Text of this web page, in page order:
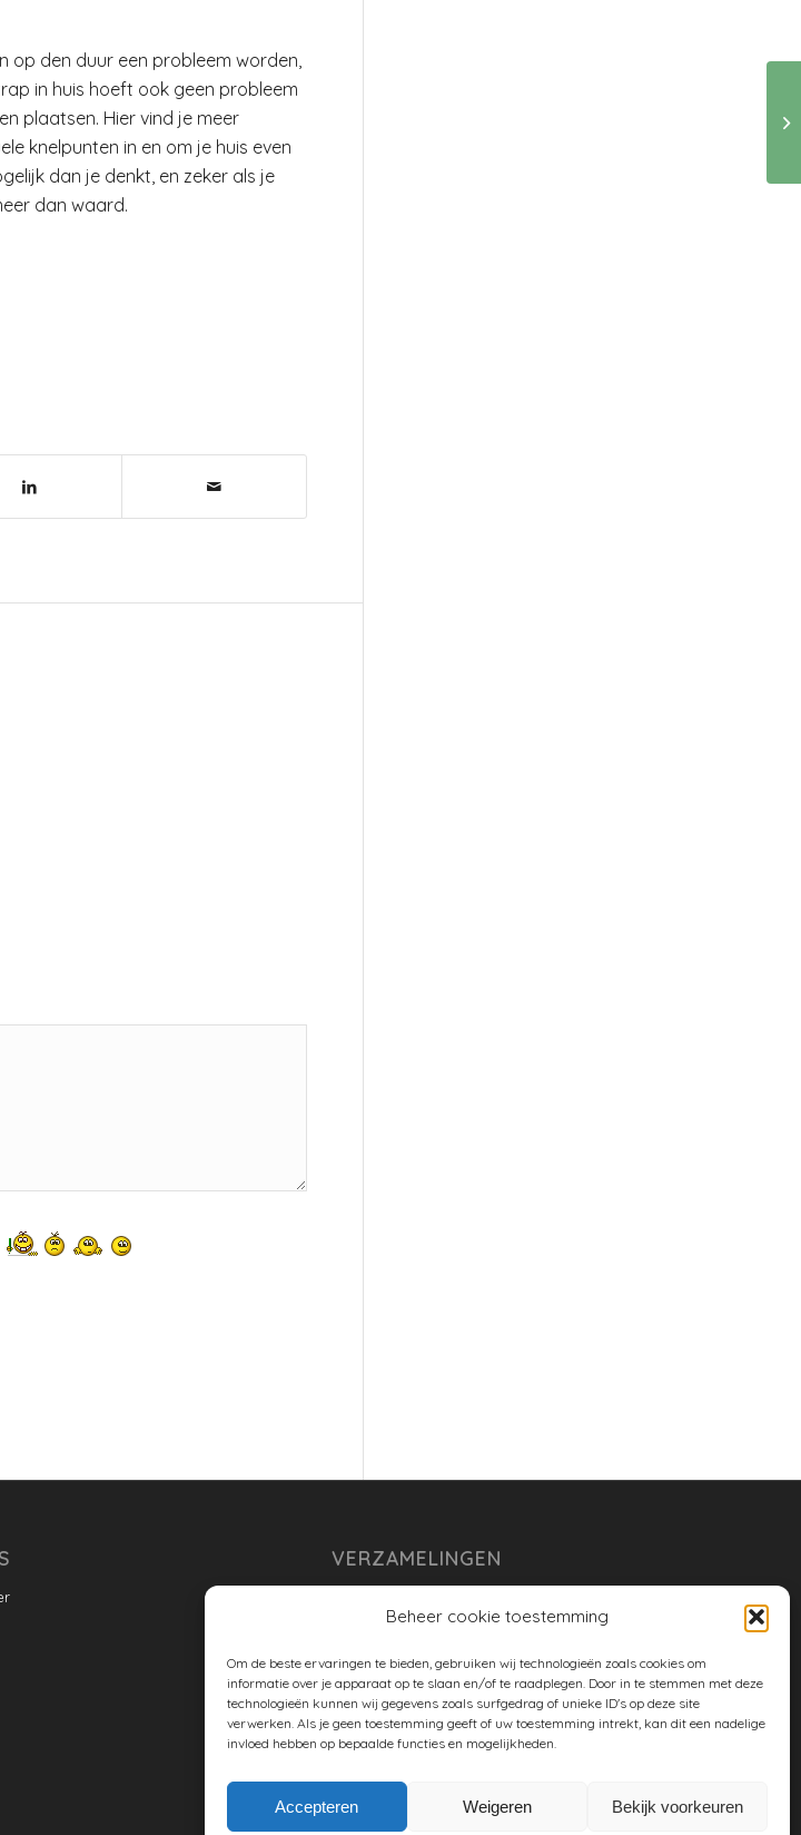
Beheer cookie toestemming
Om de beste ervaringen te bieden, gebruiken wij technologieën zoals cookies om
informatie over je apparaat op te slaan en/of te raadplegen. Door in te stemmen met deze
technologieën kunnen wij gegevens zoals surfgedrag of unieke ID's op deze site
verwerken. Als je geen toestemming geeft of uw toestemming intrekt, kan dit een nadelige
invloed hebben op bepaalde functies en mogelijkheden.
Accepteren Weigeren Bekijk voorkeuren
op den duur een probleem worden,
in huis hoeft ook geen probleem
plaatsen. Hier vind je meer
knelpunten in en om je huis even
dan je denkt, en zeker als je
dan waard.
VERZAMELINGEN
huishouden
spreekwoorden en gezegden
tuin